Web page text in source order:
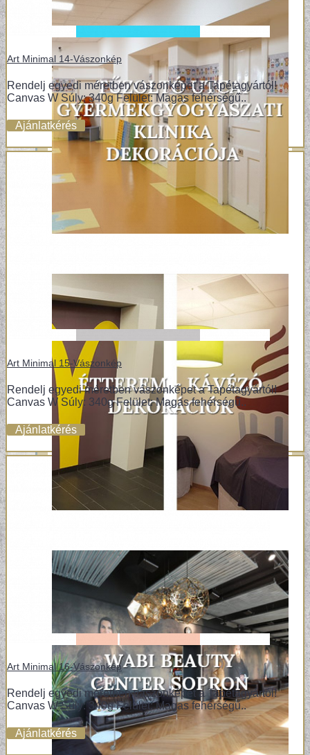
Art Minimal 14-Vászonkép
Rendelj egyedi méretben vászonképet a Tapétagyártól!
Canvas W Súly: 340g Felület: Magas fehérségű..
Ajánlatkérés
Art Minimal 15-Vászonkép
Rendelj egyedi méretben vászonképet a Tapétagyártól!
Canvas W Súly: 340g Felület: Magas fehérségű..
Ajánlatkérés
Art Minimal 16-Vászonkép
Rendelj egyedi méretben vászonképet a Tapétagyártól!
Canvas W Súly: 340g Felület: Magas fehérségű..
Ajánlatkérés